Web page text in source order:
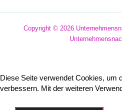
Copyright © 2026
Diese Seite verwendet Cookies, um
verbessern. Mit der weiteren